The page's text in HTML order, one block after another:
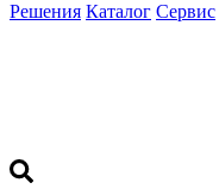
Решения Каталог Сервис